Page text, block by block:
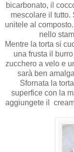
bicarbonato, il
mescolare il tutto.
unitele al
nello
Mentre la torta si
una frusta il
zucchero a velo e
sarà ben
Sfornata la
superfice con la
aggiungete il